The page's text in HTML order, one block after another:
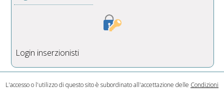
Login inserzionisti
L'accesso o l'utilizzo di questo sito è subordinato all'accettazione delle Condizioni